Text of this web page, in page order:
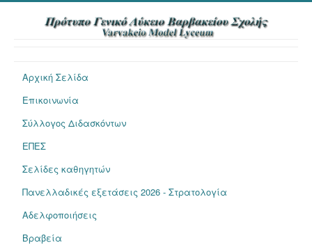
Αρχική Σελίδα
Επικοινωνία
Σύλλογος Διδασκόντων
ΕΠΕΣ
Σελίδες καθηγητών
Πανελλαδικές εξετάσεις 2026 - Στρατολογία
Αδελφοποιήσεις
Βραβεία